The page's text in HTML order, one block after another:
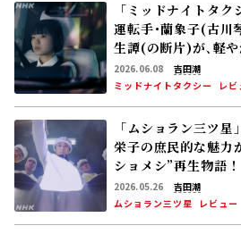
「ミッドナイトタ
運転手･蘭象子(古川
生譚(の断片)が､軽
に沁み込む
2026.06.08
吉田潮
ミッドナイトタクシー
レビ
「ムショラン三ツ
栄子の庶民的な魅力
ショメシ”再生物語！
2026.05.26
吉田潮
ムショラン三ツ星
レビュー